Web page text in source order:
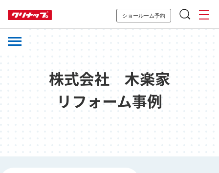
ショールーム予約
株式会社 木楽家
リフォーム事例